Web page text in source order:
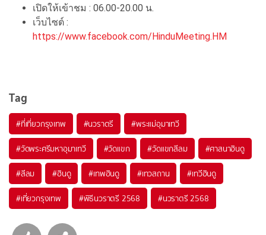
เปิดให้เข้าชม : 06.00-20.00 น.
เว็บไซต์ :
https://www.facebook.com/HinduMeeting.HM
Tag
#ที่เที่ยวกรุงเทพ #นวราตรี #พระแม่อุมาเทวี
#วัดพระศรีมหาอุมาเทวี #วัดแขก #วัดแขกสีลม #ศาสนาฮินดู
#สีลม #ฮินดู #เทพฮินดู #เทวสถาน #เทวีฮินดู
#เที่ยวกรุงเทพ #พิธีนวราตรี 2568 #นวราตรี 2568